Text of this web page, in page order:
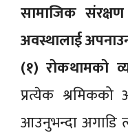
सामाजिक संरक्षण
अवस्थालाई
(१) रोकथामको
प्रत्येक श्रमिकको
आउनुभन्दा अगाडि